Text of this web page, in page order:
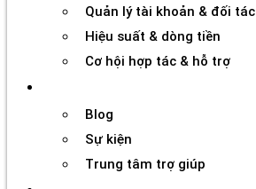
Quản lý tài khoản & đối tác
Hiệu suất & dòng tiền
Cơ hội hợp tác & hỗ trợ
Blog
Sự kiện
Trung tâm trợ giúp